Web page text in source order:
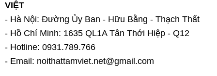
VIỆT
- Hà Nội: Đường Ủy Ban - Hữu Bằng - Thạch Thất
- Hồ Chí Minh: 1635 QL1A Tân Thới Hiệp - Q12
- Hotline: 0931.789.766
- Email: noithattamviet.net@gmail.com